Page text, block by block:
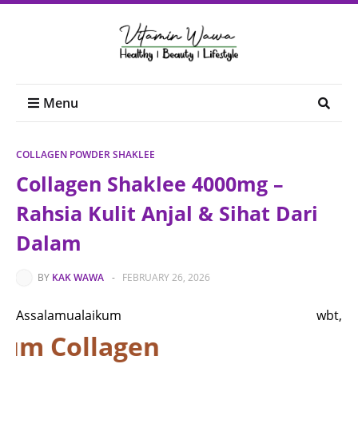
Menu
COLLAGEN POWDER SHAKLEE
Collagen Shaklee 4000mg –
Rahsia Kulit Anjal & Sihat Dari
Dalam
BY KAK WAWA - FEBRUARY 26, 2026
Assalamualaikum wbt,
Collagen